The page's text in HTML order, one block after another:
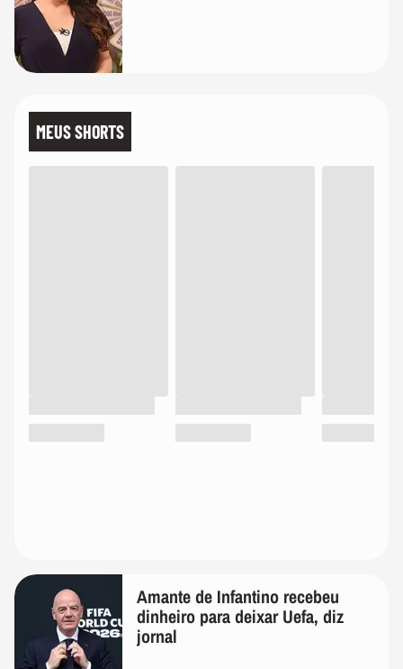
MEUS SHORTS
Amante de Infantino recebeu
dinheiro para deixar Uefa, diz
jornal